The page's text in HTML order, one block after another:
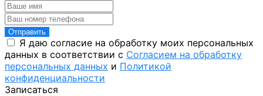
Отправить
Я даю согласие на обработку моих персональных
данных в соответствии с Согласием на обработку
персональных данных и Политикой
конфиденциальности
Записаться